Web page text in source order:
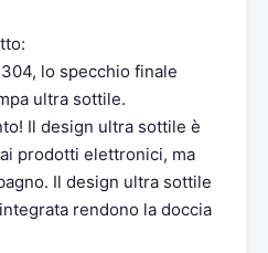
lo specchio finale
ultra sottile.
Il design ultra sottile è
prodotti elettronici, ma
Il design ultra sottile
rendono la doccia